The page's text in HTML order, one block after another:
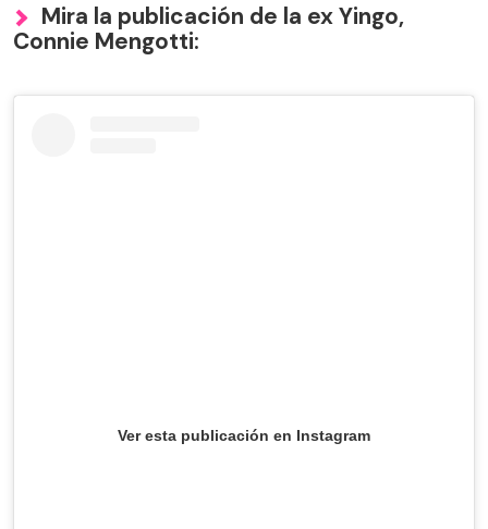
Mira la publicación de la ex Yingo,
Connie Mengotti:
Ver esta publicación en Instagram